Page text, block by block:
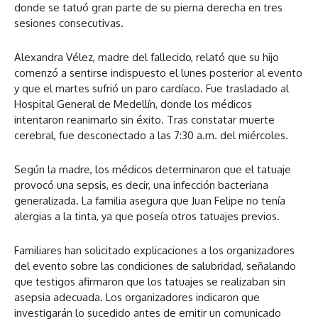
donde se tatuó gran parte de su pierna derecha en tres
sesiones consecutivas.
Alexandra Vélez, madre del fallecido, relató que su hijo
comenzó a sentirse indispuesto el lunes posterior al evento
y que el martes sufrió un paro cardíaco. Fue trasladado al
Hospital General de Medellín, donde los médicos
intentaron reanimarlo sin éxito. Tras constatar muerte
cerebral, fue desconectado a las 7:30 a.m. del miércoles.
Según la madre, los médicos determinaron que el tatuaje
provocó una sepsis, es decir, una infección bacteriana
generalizada. La familia asegura que Juan Felipe no tenía
alergias a la tinta, ya que poseía otros tatuajes previos.
Familiares han solicitado explicaciones a los organizadores
del evento sobre las condiciones de salubridad, señalando
que testigos afirmaron que los tatuajes se realizaban sin
asepsia adecuada. Los organizadores indicaron que
investigarán lo sucedido antes de emitir un comunicado